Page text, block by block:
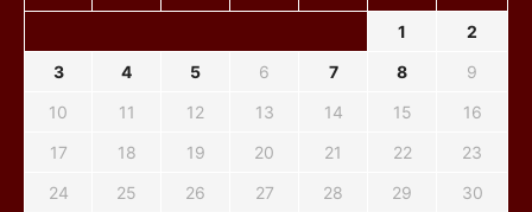
1
2
3
4 5 6 7 8
9
10
11 12 13 14 15
16
17
18 19 20 21 22
23
24
25 26 27 28 29
30